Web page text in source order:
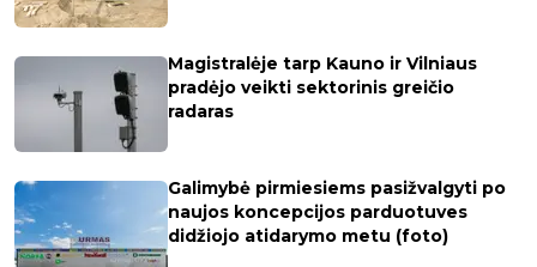
Magistralėje tarp Kauno ir Vilniaus
pradėjo veikti sektorinis greičio
radaras
Galimybė pirmiesiems pasižvalgyti po
naujos koncepcijos parduotuves
didžiojo atidarymo metu (foto)